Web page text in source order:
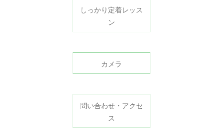
しっかり定着レッス
ン
カメラ
問い合わせ・アクセ
ス